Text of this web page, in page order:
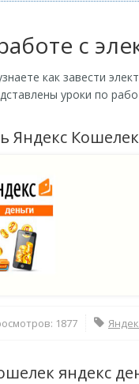
с
как завести
уроки по
Яндекс Кошелек
1877
яндекс